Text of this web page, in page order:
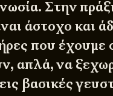
Στην
άστοχο και
που έχουμε
απλά, να
βασικές